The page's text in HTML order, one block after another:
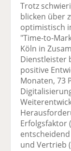
Trotz
blicken über
optimistisch
"Time-to-
Köln in
Dienstleister
positive
Monaten, 73
Erfolgsfaktor
und Vertrieb